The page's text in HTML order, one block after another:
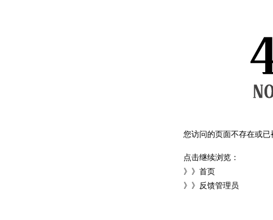
您访问的页面不存在或已
点击继续浏览：
》》 首页
》》 反馈管理员